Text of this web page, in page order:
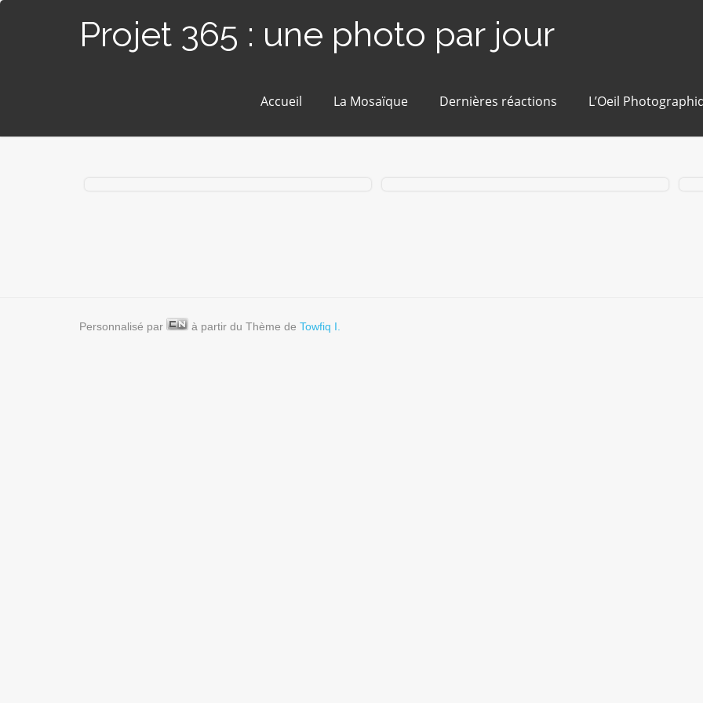
Projet 365 : une photo par jour
Accueil La Mosaïque Dernières réactions L’Oeil
Personnalisé par à partir du Thème de Towfiq I.